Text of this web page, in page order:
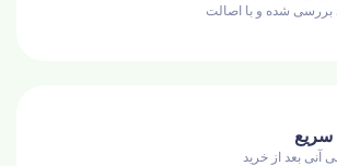
بررسی شده و با اصالت
سریع
آنی بعد از خرید